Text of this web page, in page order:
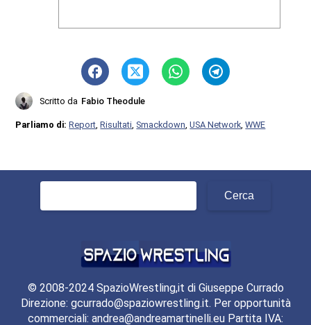
Scritto da Fabio Theodule
Parliamo di:Report ,Risultati ,Smackdown ,USA Network ,WWE
© 2008-2024 SpazioWrestling,it di Giuseppe Currado
Direzione: gcurrado@spaziowrestling.it. Per opportunità
commerciali: andrea@andreamartinelli.eu Partita IVA: